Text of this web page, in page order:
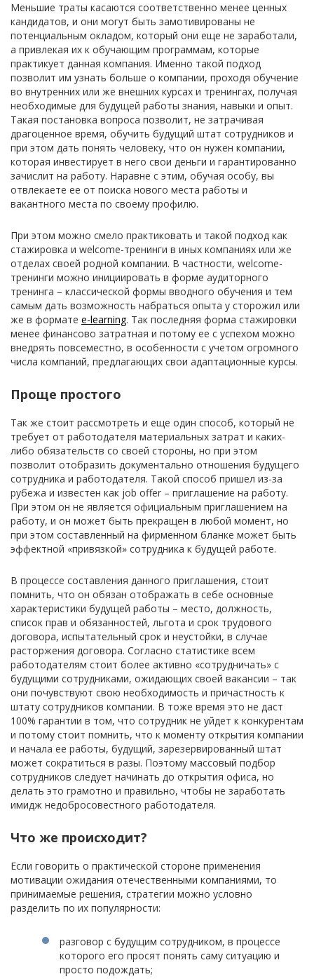
Меньшие траты касаются соответственно менее ценных
кандидатов, и они могут быть замотивированы не
потенциальным окладом, который они еще не заработали,
а привлекая их к обучающим программам, которые
практикует данная компания. Именно такой подход
позволит им узнать больше о компании, проходя обучение
во внутренних или же внешних курсах и тренингах, получая
необходимые для будущей работы знания, навыки и опыт.
Такая постановка вопроса позволит, не затрачивая
драгоценное время, обучить будущий штат сотрудников и
при этом дать понять человеку, что он нужен компании,
которая инвестирует в него свои деньги и гарантированно
зачислит на работу. Наравне с этим, обучая особу, вы
отвлекаете ее от поиска нового места работы и
вакантного места по своему профилю.
При этом можно смело практиковать и такой подход как
стажировка и welcome-тренинги в иных компаниях или же
отделах своей родной компании. В частности, welcome-
тренинги можно инициировать в форме аудиторного
тренинга – классической формы вводного обучения и тем
самым дать возможность набраться опыта у сторожил или
же в формате e-learning. Так последняя форма стажировки
менее финансово затратная и потому ее с успехом можно
внедрять повсеместно, в особенности с учетом огромного
числа компаний, предлагающих свои адаптационные курсы.
Проще простого
Так же стоит рассмотреть и еще один способ, который не
требует от работодателя материальных затрат и каких-
либо обязательств со своей стороны, но при этом
позволит отобразить документально отношения будущего
сотрудника и работодателя. Такой способ пришел из-за
рубежа и известен как job offer – приглашение на работу.
При этом он не является официальным приглашением на
работу, и он может быть прекращен в любой момент, но
при этом составленный на фирменном бланке может быть
эффектной «привязкой» сотрудника к будущей работе.
В процессе составления данного приглашения, стоит
помнить, что он обязан отображать в себе основные
характеристики будущей работы – место, должность,
список прав и обязанностей, льгота и срок трудового
договора, испытательный срок и неустойки, в случае
расторжения договора. Согласно статистике всем
работодателям стоит более активно «сотрудничать» с
будущими сотрудниками, ожидающих своей вакансии – так
они почувствуют свою необходимость и причастность к
штату сотрудников компании. В тоже время это не даст
100% гарантии в том, что сотрудник не уйдет к конкурентам
и потому стоит помнить, что к моменту открытия компании
и начала ее работы, будущий, зарезервированный штат
может сократиться в разы. Поэтому массовый подбор
сотрудников следует начинать до открытия офиса, но
делать это грамотно и правильно, чтобы не заработать
имидж недобросовестного работодателя.
Что же происходит?
Если говорить о практической стороне применения
мотивации ожидания отечественными компаниями, то
принимаемые решения, стратегии можно условно
разделить по их популярности:
разговор с будущим сотрудником, в процессе
которого его просят понять саму ситуацию и
просто подождать;